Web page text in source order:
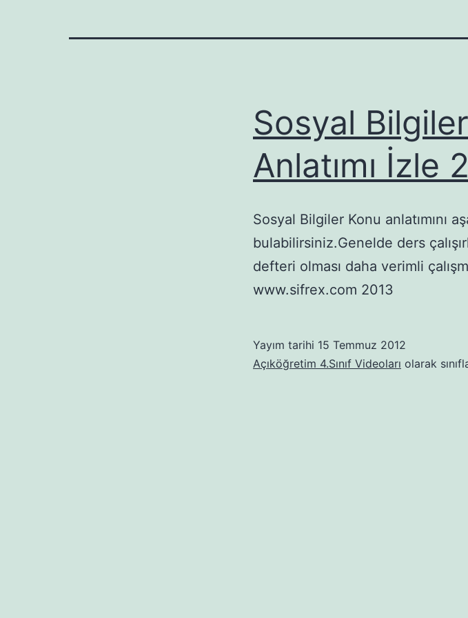
Sosyal
Anlatımı İzle
Sosyal Bilgiler Konu anlatımını
bulabilirsiniz.Genelde ders
defteri olması daha verimli
www.sifrex.com 2013
Yayım tarihi 15 Temmuz 2012
Açıköğretim 4.Sınıf Videoları olarak